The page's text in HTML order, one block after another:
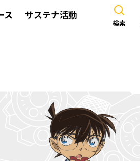
ス サステナ活動
検索